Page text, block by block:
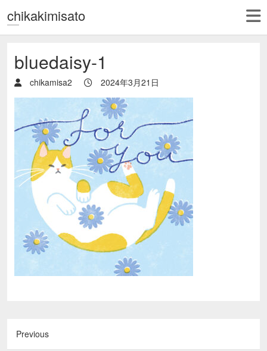
chikakimisato
bluedaisy-1
chikamisa2 2024年3月21日
Previous